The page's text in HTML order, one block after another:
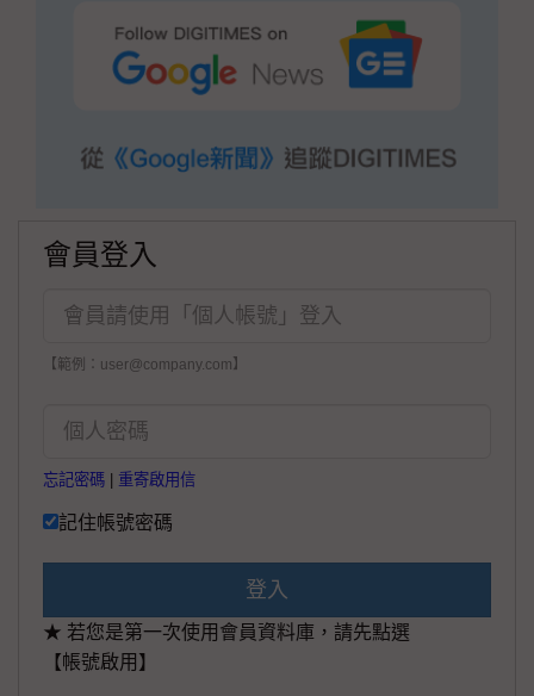
會員登入
【範例：user@company.com】
忘記密碼 重寄啟用信
記住帳號密碼
登入
★ 若您是第一次使用會員資料庫，請先點選
【帳號啟用】